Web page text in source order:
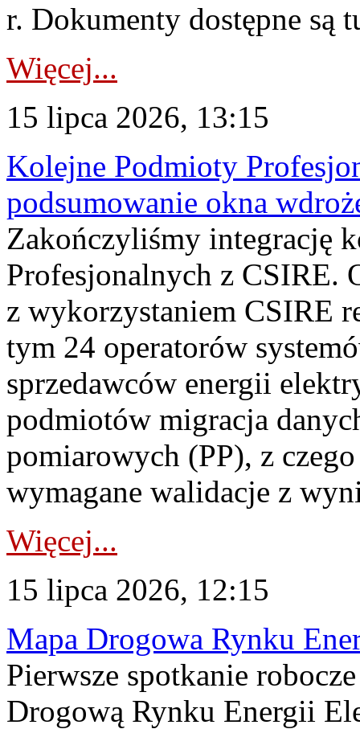
r. Dokumenty dostępne są
Więcej...
15 lipca 2026, 13:15
Kolejne Podmioty
podsumowanie okna
Zakończyliśmy integrację
Profesjonalnych z CSIRE.
z wykorzystaniem CSIRE
tym 24 operatorów
sprzedawców energii
podmiotów migracja
pomiarowych (PP), z
wymagane walidacje z
Więcej...
15 lipca 2026, 12:15
Mapa Drogowa Rynku
Pierwsze spotkanie
Drogową Rynku Energii